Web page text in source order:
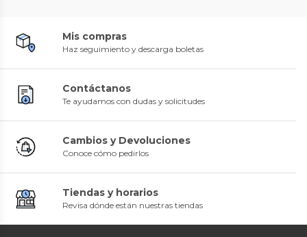
Mis compras
Haz seguimiento y descarga boletas
Contáctanos
Te ayudamos con dudas y solicitudes
Cambios y Devoluciones
Conoce cómo pedirlos
Tiendas y horarios
Revisa dónde están nuestras tiendas